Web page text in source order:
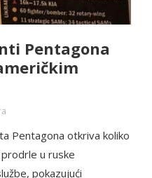
Pentagona
Pentagona otkriva koliko
u ruske
pokazujući